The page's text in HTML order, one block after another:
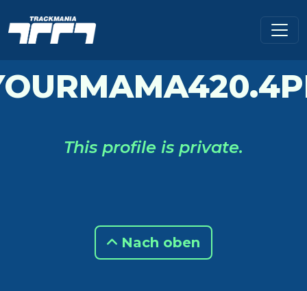
This profile is private.
Nach oben